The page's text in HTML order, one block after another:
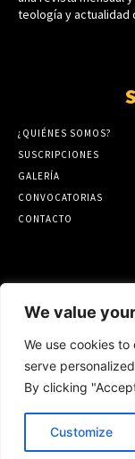
We value
We use cookies
serve
By clicking
Customize
teología y actualidad
¿QUIÉNES SOMOS?
SUSCRIPCIONES
GALERÍA
CONVOCATORIAS
CONTACTO